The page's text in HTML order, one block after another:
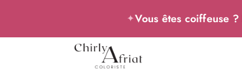
✦Vous êtes coiffeuse ?